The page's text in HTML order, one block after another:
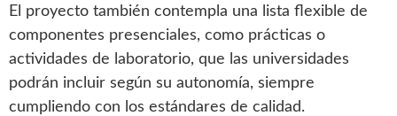
El proyecto también contempla una lista flexible de
componentes presenciales, como prácticas o
actividades de laboratorio, que las universidades
podrán incluir según su autonomía, siempre
cumpliendo con los estándares de calidad.